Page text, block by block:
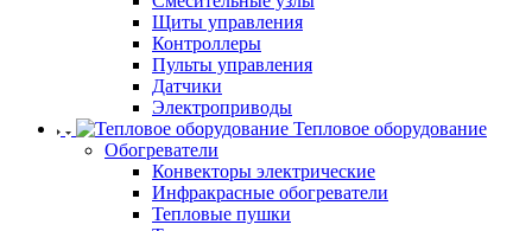
Щиты управления
Контроллеры
Пульты управления
Датчики
Электроприводы
Тепловое оборудование
Обогреватели
Конвекторы электрические
Инфракрасные обогреватели
Тепловые пушки